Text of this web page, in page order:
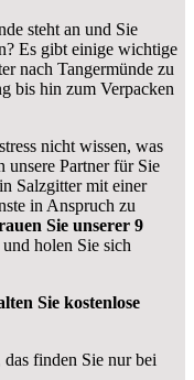
steht an und Sie
Es gibt einige wichtige
nach Tangermünde zu
bis hin zum Verpacken
nicht wissen, was
unsere Partner für Sie
in Salzgitter mit einer
in Anspruch zu
Sie unserer 9
holen Sie sich
Sie kostenlose
das finden Sie nur bei